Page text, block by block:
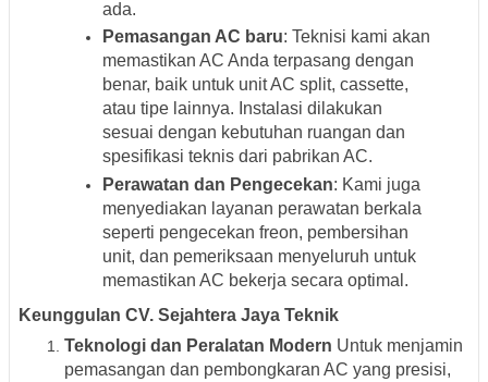
ada.
Pemasangan AC baru: Teknisi kami akan
memastikan AC Anda terpasang dengan
benar, baik untuk unit AC split, cassette,
atau tipe lainnya. Instalasi dilakukan
sesuai dengan kebutuhan ruangan dan
spesifikasi teknis dari pabrikan AC.
Perawatan dan Pengecekan: Kami juga
menyediakan layanan perawatan berkala
seperti pengecekan freon, pembersihan
unit, dan pemeriksaan menyeluruh untuk
memastikan AC bekerja secara optimal.
Keunggulan CV. Sejahtera Jaya Teknik
Teknologi dan Peralatan Modern Untuk menjamin
pemasangan dan pembongkaran AC yang presisi,